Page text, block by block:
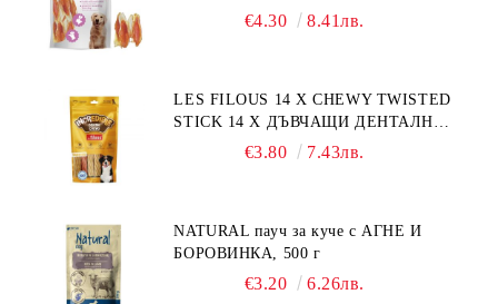
€4.30 8.41лв.
LES FILOUS 14 X CHEWY TWISTED
STICK 14 X ДЪВЧАЩИ ДЕНТАЛНИ
СОЛЕТИ за куче, УВИТИ
€3.80 7.43лв.
NATURAL пауч за куче с АГНЕ И
БОРОВИНКА, 500 г
€3.20 6.26лв.